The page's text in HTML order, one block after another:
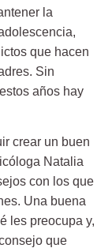
la
,
que hacen
Sin
años hay
crear un buen
Natalia
con los que
Una buena
les preocupa y,
que